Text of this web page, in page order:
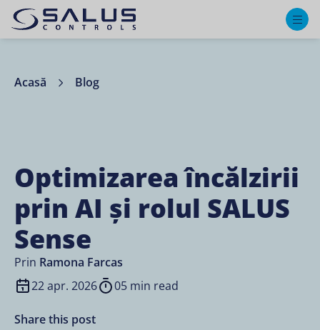
Acasă Blog
Optimizarea încălzirii
prin AI și rolul SALUS
Sense
Prin Ramona Farcas
22 apr. 2026
05 min read
Share this post